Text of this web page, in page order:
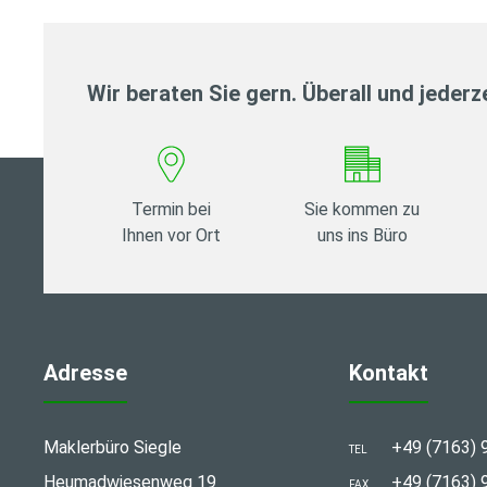
Wir beraten Sie gern. Überall und
Termin bei
Ihnen vor Ort
Sie kommen zu
uns ins Büro
Adresse
Maklerbüro Siegle
Heumadwiesenweg 19
Kontakt
TEL +49 (7163)
FAX +49 (7163)